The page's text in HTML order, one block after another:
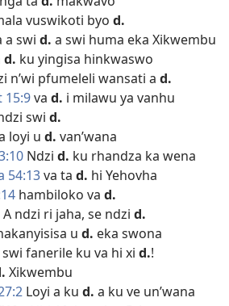
vuswikoti byo d.
a swi d. a swi huma eka Xikwembu
d. ku yingisa hinkwaswo
n’wi pfumeleli wansati a d.
15:9va d. i milawu ya vanhu
swi d.
loyi u d. van’wana
Ndzi d. ku rhandza ka wena
54:13va ta d. hi Yehovha
hambiloko va d.
A ndzi ri jaha, se ndzi d.
u d. eka swona
swi fanerile ku va hi xi d.!
Xikwembu
Loyi a ku d. a ku ve un’wana